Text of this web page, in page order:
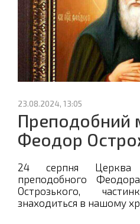
23.08.2024, 13:05
Преподобний
Феодор
24 серпня Церква
преподобного
Острозького,
знаходиться в нашому